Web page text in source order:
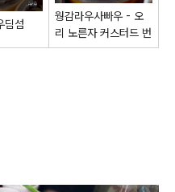
딤섬
웡감라우사빠우 - 오
리 노른자 커스터드 번